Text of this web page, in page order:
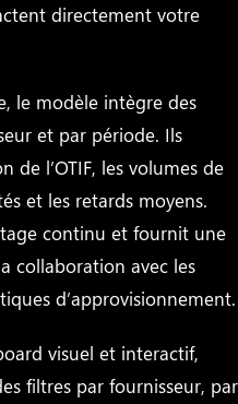
directement votre
le modèle intègre des
et par période. Ils
de l’OTIF, les volumes de
et les retards moyens.
continu et fournit une
collaboration avec les
d’approvisionnement.
visuel et interactif,
filtres par fournisseur, par